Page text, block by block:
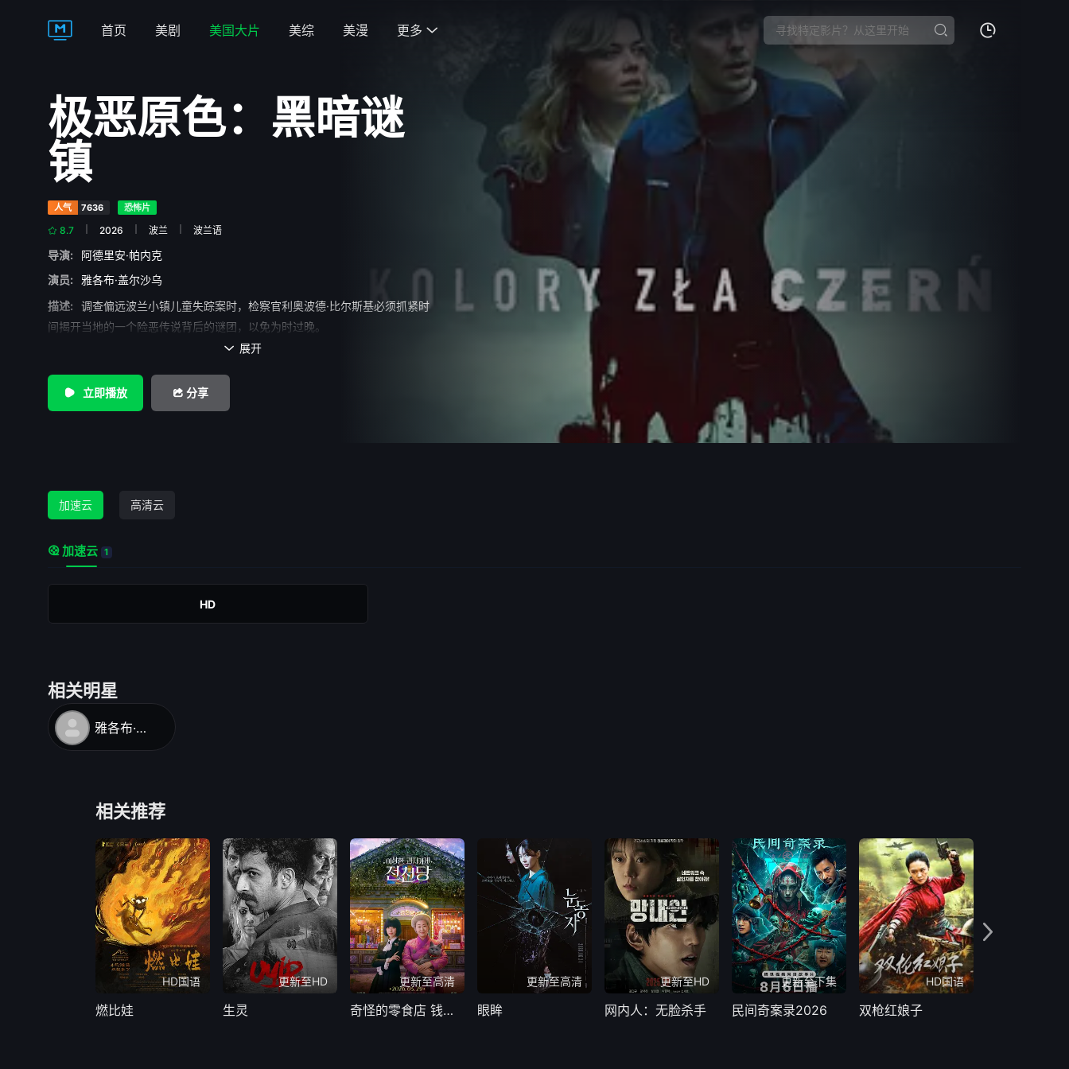
首页 美剧 美国大片 美综 美漫 更多 
极恶原色：黑暗谜
镇
人气 7636 恐怖片
8.7 2026 波兰 波兰语
导演:
阿德里安·帕内克
演员:
雅各布·盖尔沙乌
描述:
调查偏远波兰小镇儿童失踪案时，检察官利奥波德·比尔斯基必须抓紧时
间揭开当地的一个险恶传说背后的谜团，以免为时过晚。
 展开
立即播放 分享
加速云 高清云
加速云 1
HD
相关明星
雅各布·盖尔沙乌
相关推荐
HD国语
燃比娃
更新至HD
生灵
更新至高清
奇怪的零食店 钱天堂
更新至高清
眼眸
更新至HD
网内人：无脸杀手
更新至下集
民间奇案录2026
HD国语
双枪红娘子